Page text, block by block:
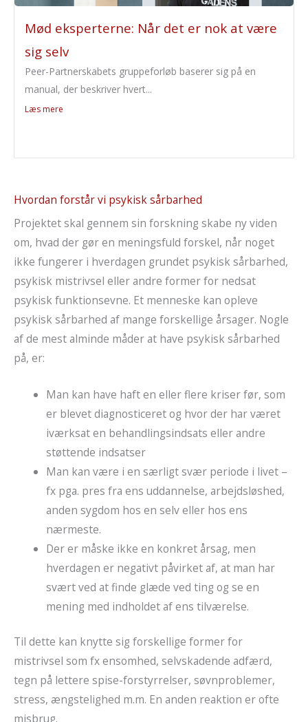
Mød eksperterne: Når det er nok at være
sig selv
Peer-Partnerskabets gruppeforløb baserer sig på en
manual, der beskriver hvert...
Læs mere
Hvordan forstår vi psykisk sårbarhed
Projektet skal gennem sin forskning skabe ny viden
om, hvad der gør en meningsfuld forskel, når noget
ikke fungerer i hverdagen grundet psykisk sårbarhed,
psykisk mistrivsel eller andre former for nedsat
psykisk funktionsevne. Et menneske kan opleve
psykisk sårbarhed af mange forskellige årsager. Nogle
af de mest alminde måder at have psykisk sårbarhed
på, er:
Man kan have haft en eller flere kriser før, som
er blevet diagnosticeret og hvor der har været
iværksat en behandlingsindsats eller andre
støttende indsatser
Man kan være i en særligt svær periode i livet –
fx pga. pres fra ens uddannelse, arbejdsløshed,
anden sygdom hos en selv eller hos ens
nærmeste.
Der er måske ikke en konkret årsag, men
hverdagen er negativt påvirket af, at man har
svært ved at finde glæde ved ting og se en
mening med indholdet af ens tilværelse.
Til dette kan knytte sig forskellige former for
mistrivsel som fx ensomhed, selvskadende adfærd,
tegn på lettere spise-forstyrrelser, søvnproblemer,
stress, ængstelighed m.m. En anden reaktion er ofte
misbrug.